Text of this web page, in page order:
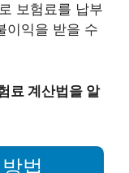
보험료를 납부
이익을 받을 수
료 계산법을 알
법